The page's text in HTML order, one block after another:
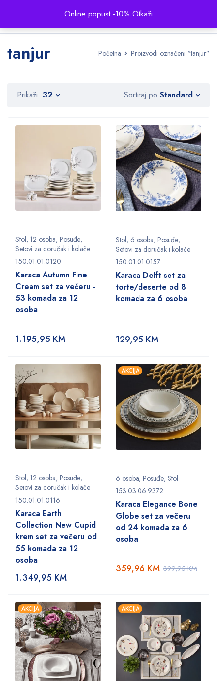
Online popust -10% Otkaži
Početna Proizvodi označeni “tanjur”
tanjur
Sortiraj po Standard
Prikaži 32
Stol, 12 osoba, Posuđe,
Setovi za doručak i kolače
150.01.01.0120
Karaca Autumn Fine
Cream set za večeru -
53 komada za 12
osoba
1.195,95 KM
Stol, 6 osoba, Posuđe,
Setovi za doručak i kolače
150.01.01.0157
Karaca Delft set za
torte/deserte od 8
komada za 6 osoba
129,95 KM
Stol, 12 osoba, Posuđe,
Setovi za doručak i kolače
150.01.01.0116
Karaca Earth
Collection New Cupid
krem set za večeru od
55 komada za 12
osoba
1.349,95 KM
AKCIJA
6 osoba, Posuđe, Stol
153.03.06.9372
Karaca Elegance Bone
Globe set za večeru
od 24 komada za 6
osoba
399,95KM
359,96 KM
AKCIJA AKCIJA